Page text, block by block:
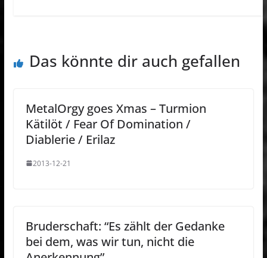
Das könnte dir auch gefallen
MetalOrgy goes Xmas – Turmion
Kätilöt / Fear Of Domination /
Diablerie / Erilaz
2013-12-21
Bruderschaft: “Es zählt der Gedanke
bei dem, was wir tun, nicht die